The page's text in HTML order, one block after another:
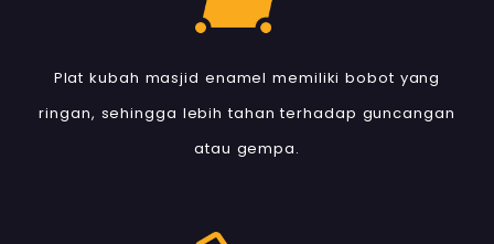
Plat kubah masjid enamel memiliki bobot yang
ringan, sehingga lebih tahan terhadap guncangan
atau gempa.